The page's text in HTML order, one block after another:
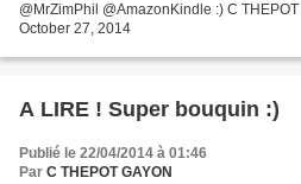
@MrZimPhil @AmazonKindle :) C
October 27, 2014
A LIRE ! Super bouquin :)
Publié le 22/04/2014 à 01:46
Par C THEPOT GAYON